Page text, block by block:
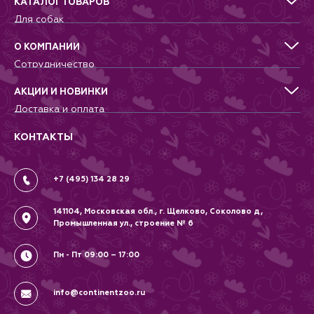
Рекомендации по уходу:
бережная машинная стирка.
Никакой сушки в барабане.
Материал: полиэстер, неопрен.
Для собак
Для кошек
Для грызунов
Для птиц
Аквариумистика, пруд, море
Террариумистика
О КОМПАНИИ
Сотрудничество
Питомникам
Добрые дела
Новости
Контакты
Вопрос-Ответ
АКЦИИ И НОВИНКИ
Доставка и оплата
Гарантии и возврат
Вакансии
Политика
Соглашение
КОНТАКТЫ
+7 (495) 134 28 29
141104, Московская обл., г. Щелково, Соколово д,
Промышленная ул., строение № 6
Пн - Пт 09:00 – 17:00
info@continentzoo.ru